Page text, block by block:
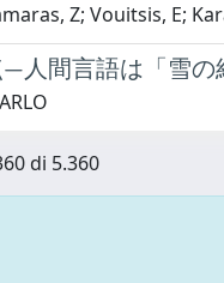
Z; Vouitsis, E;
人間言語は「雪の
di 5.360